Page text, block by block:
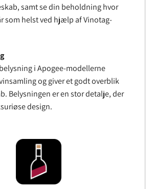
samt se din beholdning hvor
som helst ved hjælp af Vinotag-
i Apogee-modellerne
og giver et godt overblik
Belysningen er en stor detalje, der
design.